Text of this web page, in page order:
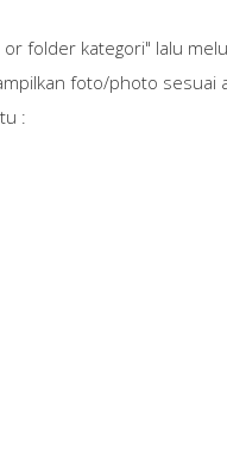
folder kategori" lalu
foto/photo sesuai
: